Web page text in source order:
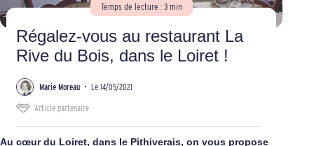
Temps de lecture : 3 min
Régalez-vous au restaurant La
Rive du Bois, dans le Loiret !
Marie Moreau • Le 14/05/2021
Article partenaire
Au cœur du Loiret, dans le Pithiverais, on vous propose